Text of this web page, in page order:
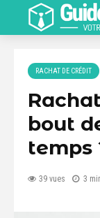
RACHAT DE CRÉDIT
bout
temps
39 vues 3